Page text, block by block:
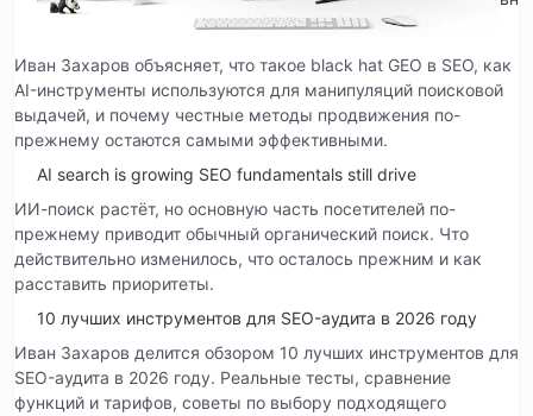
Иван Захаров объясняет, что такое black hat GEO в SEO, как
AI-инструменты используются для манипуляций поисковой
выдачей, и почему честные методы продвижения по-
прежнему остаются самыми эффективными.
AI search is growing SEO fundamentals still drive
ИИ-поиск растёт, но основную часть посетителей по-
прежнему приводит обычный органический поиск. Что
действительно изменилось, что осталось прежним и как
расставить приоритеты.
10 лучших инструментов для SEO-аудита в 2026 году
Иван Захаров делится обзором 10 лучших инструментов для
SEO-аудита в 2026 году. Реальные тесты, сравнение
функций и тарифов, советы по выбору подходящего